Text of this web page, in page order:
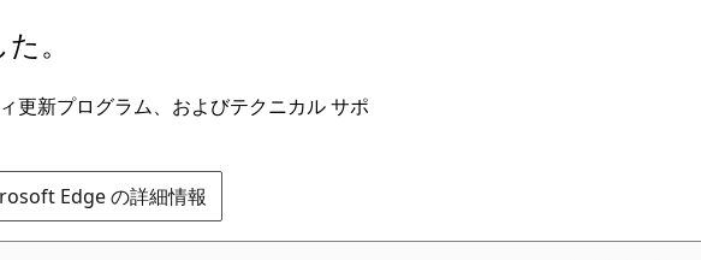
。
更新プログラム、およびテクニカル サポ
Edge の詳細情報